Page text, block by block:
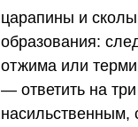
царапины и
образования:
отжима или
— ответить на
насильственным,